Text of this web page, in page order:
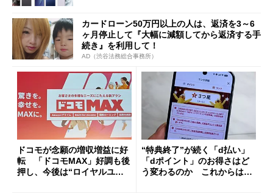
カードローン50万円以上の人は、返済を3～6
ヶ月停止して『大幅に減額してから返済する手
続き』を利用して！
AD（渋谷法務総合事務所）
ドコモが念願の増収増益に好
転 「ドコモMAX」好調も後
押し、今後は“ロイヤルユー
“特典終了”が続く「d払い」
「dポイント」のお得さはど
う変わるのか これからは